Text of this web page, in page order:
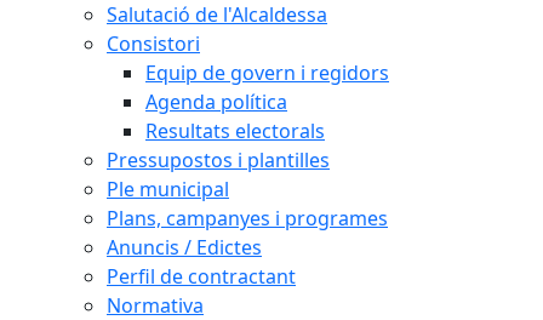
Salutació de l'Alcaldessa
Consistori
Equip de govern i regidors
Agenda política
Resultats electorals
Pressupostos i plantilles
Ple municipal
Plans, campanyes i programes
Anuncis / Edictes
Perfil de contractant
Normativa